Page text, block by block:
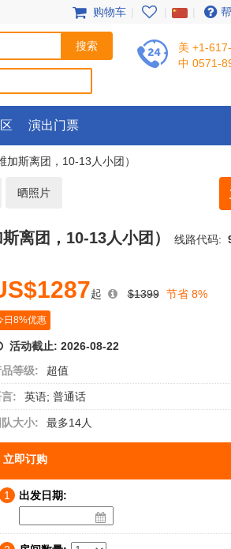
购物车
美 +1-
中 0571-
演出门票
斯离团，10-13人小团）
晒照片
离团，10-13人小团） 线路代码:
起 $1399 节省 8%
日8%优惠
活动截止: 2026-08-22
品等级:
超值
: 英语; 普通话
队大小: 最多14人
立即订购
1 出发日期: